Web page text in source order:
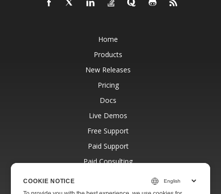
Home
Products
New Releases
Pricing
Docs
Live Demos
Free Support
Paid Support
Paid Consulting
Websites
COOKIE NOTICE